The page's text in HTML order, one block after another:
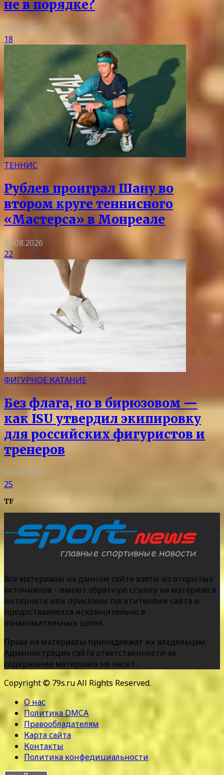
не в порядке?
05.08.2026
18
ТЕННИС
Рублев проиграл Шану во
втором круге теннисного
«Мастерса» в Монреале
05.08.2026
22
ФИГУРНОЕ КАТАНИЕ
Без флага, но в бирюзовом —
как ISU утвердил экипировку
для российских фигуристов и
тренеров
05.08.2026
25
TF
Все материалы на данном сайте взяты из открытых
источников - имеют обратную ссылку на материал в
интернете или присланы посетителями сайта и
предоставляются исключительно в
ознакомительных целях.
Права на материалы принадлежат их владельцам.
Администрация сайта ответственности за
содержание материала не несет.
Copyright © 79s.ru All Rights Reserved.
О нас
Политика DMCA
Правообладателям
Карта сайта
Контакты
Политика конфедициальности